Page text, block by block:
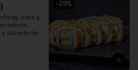
-29%
furay, palta y
salmón,
y cubierto de
camarón
crema